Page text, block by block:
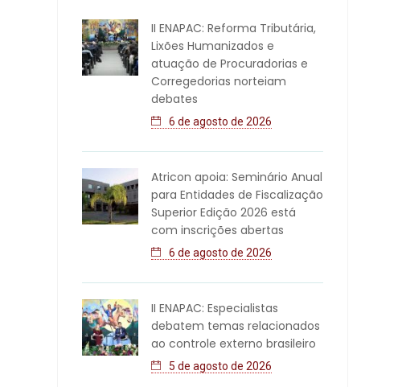
II ENAPAC: Reforma Tributária,
Lixões Humanizados e
atuação de Procuradorias e
Corregedorias norteiam
debates
6 de agosto de 2026
Atricon apoia: Seminário Anual
para Entidades de Fiscalização
Superior Edição 2026 está
com inscrições abertas
6 de agosto de 2026
II ENAPAC: Especialistas
debatem temas relacionados
ao controle externo brasileiro
5 de agosto de 2026